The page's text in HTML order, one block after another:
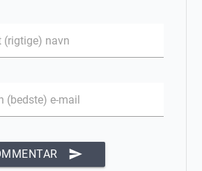
(rigtige) navn
(bedste) e-mail
send